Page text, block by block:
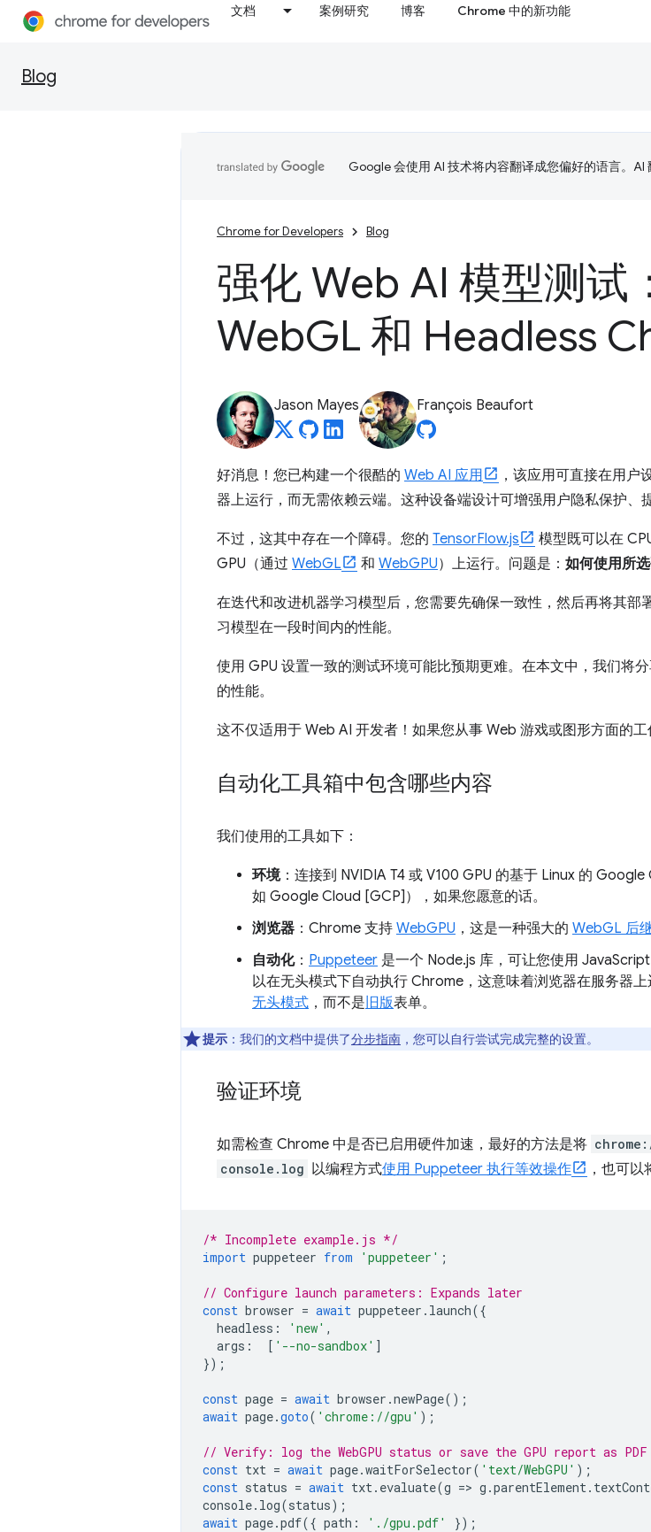
文档 案例研究 博客 Chrome 中的新功能
Blog
Google 会使用 AI 技术将内容翻译成您偏好的语言。AI
Chrome for Developers Blog
强化 Web AI 模型测试
WebGL 和 Headless
Jason Mayes François Beaufort
好消息！您已构建一个很酷的 Web AI 应用
，该应用可直接在用户
器上运行，而无需依赖云端。这种设备端设计可增强用户隐私保护、
不过，这其中存在一个障碍。您的 TensorFlow.js
模型既可以在
GPU（通过 WebGL 和 WebGPU）上运行。问题是： 如何使用所
在迭代和改进机器学习模型后，您需要先确保一致性，然后再将其
习模型在一段时间内的性能。
使用 GPU 设置一致的测试环境可能比预期更难。在本文中，我们将
的性能。
这不仅适用于 Web AI 开发者！如果您从事 Web 游戏或图形方面的工
自动化工具箱中包含哪些内容
我们使用的工具如下：
环境：连接到 NVIDIA T4 或 V100 GPU 的基于 Linux 的 Google
如 Google Cloud [GCP]），如果您愿意的话。
浏览器 ：Chrome 支持 WebGPU ，这是一种强大的 WebGL 后
自动化： Puppeteer 是一个 Node.js 库，可让您使用
以在无头模式下自动执行 Chrome，这意味着浏览器在服务器
无头模式 ，而不是 旧版表单。
提示 ：我们的文档中提供了分步指南 ，您可以自行尝试完成完整的设置。
验证环境
如需检查 Chrome 中是否已启用硬件加速，最好的方法是将
console.log 以编程方式使用 Puppeteer 执行等效操作 ，也可
/* Incomplete example.js */
import puppeteer from 'puppeteer' ;
// Configure launch parameters: Expands later
const browser = await puppeteer . launch({
headless : 'new' ,
args : [ '--no-sandbox' ]
});
const page = await browser .newPage();
await page.goto( 'chrome://gpu' );
// Verify: log the WebGPU status or save the GPU report as PDF
const txt = await page.waitForSelector( 'text/WebGPU' );
const status = await txt. evaluate(g => g .parentElement.
console. log(status);
await page.pdf({ path : './gpu.pdf' });